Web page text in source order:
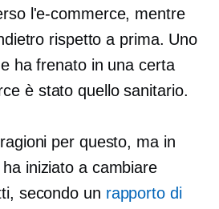
l'e-commerce, mentre
rispetto a prima. Uno
ha frenato in una certa
è stato quello sanitario.
per questo, ma in
iniziato a cambiare
secondo un rapporto di